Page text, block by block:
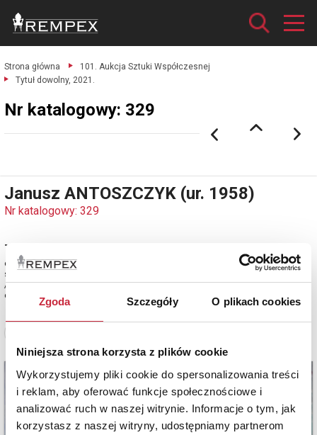
Zgoda Szczegóły O plikach cookies
Niniejsza strona korzysta z plików cookie
Wykorzystujemy pliki cookie do spersonalizowania treści
i reklam, aby oferować funkcje społecznościowe i
analizować ruch w naszej witrynie. Informacje o tym, jak
korzystasz z naszej witryny, udostępniamy partnerom
Strona główna
101. Aukcja Sztuki Współczesnej
Tytuł dowolny, 2021.
Nr katalogowy: 329
Janusz ANTOSZCZYK (ur. 1958)
Nr katalogowy: 329
Tytuł dowolny, 2021
olej, płótno; 100 x 120 cm;
sygn., dat. i opisany na odwrocie: J. ANTOSZCZYK / TYTUŁ DOWOLNY 2021
/ OIL ON CANVAS / 100 X 120 cm.
estymacja: 4 700 - 5 600 zł